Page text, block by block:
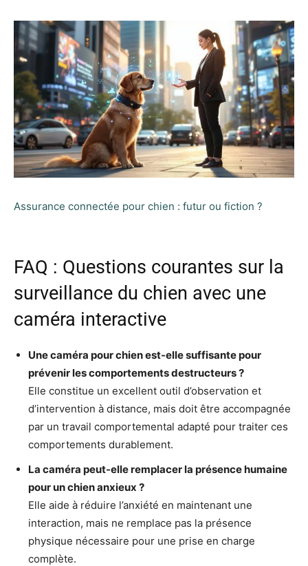
Assurance connectée pour chien : futur ou fiction ?
FAQ : Questions courantes sur la
surveillance du chien avec une
caméra interactive
Une caméra pour chien est-elle suffisante pour
prévenir les comportements destructeurs ?
Elle constitue un excellent outil d’observation et
d’intervention à distance, mais doit être accompagnée
par un travail comportemental adapté pour traiter ces
comportements durablement.
La caméra peut-elle remplacer la présence humaine
pour un chien anxieux ?
Elle aide à réduire l’anxiété en maintenant une
interaction, mais ne remplace pas la présence
physique nécessaire pour une prise en charge
complète.